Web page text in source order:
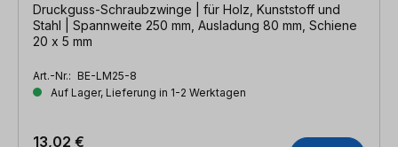
Druckguss-Schraubzwinge | für Holz, Kunststoff und
Stahl | Spannweite 250 mm, Ausladung 80 mm, Schiene
20 x 5 mm
Art.-Nr.: BE-LM25-8
Auf Lager, Lieferung in 1-2 Werktagen
13,02 €